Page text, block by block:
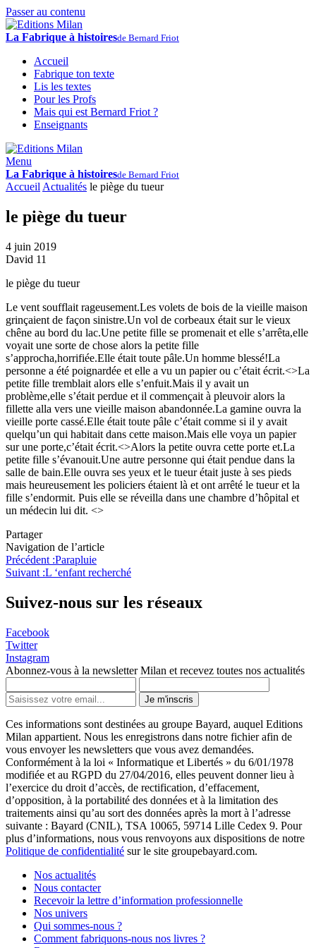
Passer au contenu
La Fabrique à histoiresde Bernard Friot
Accueil
Fabrique ton texte
Lis les textes
Pour les Profs
Mais qui est Bernard Friot ?
Enseignants
Menu
La Fabrique à histoiresde Bernard Friot
Accueil Actualités le piège du tueur
le piège du tueur
4 juin 2019
David 11
le piège du tueur
Le vent soufflait rageusement.Les volets de bois de la vieille maison
grinçaient de façon sinistre.Un vol de corbeaux était sur le vieux
chêne au bord du lac.Une petite fille se promenait et elle s’arrêta,elle
voyait une sorte de chose alors la petite fille
s’approcha,horrifiée.Elle était toute pâle.Un homme blessé!La
personne a été poignardée et elle a vu un papier ou c’était écrit.<>La
petite fille tremblait alors elle s’enfuit.Mais il y avait un
problème,elle s’était perdue et il commençait à pleuvoir alors la
fillette alla vers une vieille maison abandonnée.La gamine ouvra la
vieille porte cassé.Elle était toute pâle c’était comme si il y avait
quelqu’un qui habitait dans cette maison.Mais elle voya un papier
sur une porte,c’était écrit.<>Alors la petite ouvra cette porte et.La
petite fille s’évanouit.Une autre personne qui était pendue dans la
salle de bain.Elle ouvra ses yeux et le tueur était juste à ses pieds
mais heureusement les policiers étaient là et ont arrêté le tueur et la
fille s’endormit. Puis elle se réveilla dans une chambre d’hôpital et
un médecin lui dit. <>
Partager
Navigation de l’article
Précédent :Parapluie
Suivant :L ‘enfant recherché
Suivez-nous sur les réseaux
Facebook
Twitter
Instagram
Abonnez-vous à la newsletter Milan et recevez toutes nos actualités
Je m'inscris
Ces informations sont destinées au groupe Bayard, auquel Editions
Milan appartient. Nous les enregistrons dans notre fichier afin de
vous envoyer les newsletters que vous avez demandées.
Conformément à la loi « Informatique et Libertés » du 6/01/1978
modifiée et au RGPD du 27/04/2016, elles peuvent donner lieu à
l’exercice du droit d’accès, de rectification, d’effacement,
d’opposition, à la portabilité des données et à la limitation des
traitements ainsi qu’au sort des données après la mort à l’adresse
suivante : Bayard (CNIL), TSA 10065, 59714 Lille Cedex 9. Pour
plus d’informations, nous vous renvoyons aux dispositions de notre
Politique de confidentialité sur le site groupebayard.com.
Nos actualités
Nous contacter
Recevoir la lettre d’information professionnelle
Nos univers
Qui sommes-nous ?
Comment fabriquons-nous nos livres ?